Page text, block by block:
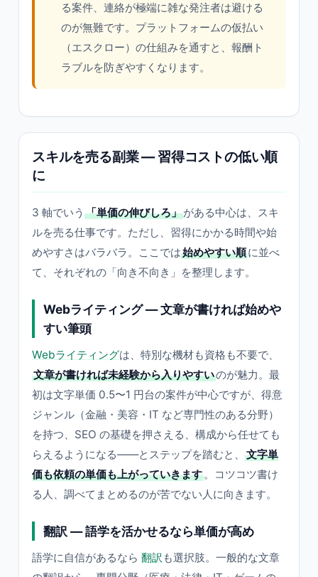
る案件、連絡が極端に雑な発注者は避ける
のが無難です。プラットフォームの仮払い
（エスクロー）の仕組みを通すと、報酬ト
ラブルを防ぎやすくなります。
スキルを売る副業 — 習得コストの低い順
に
3 軸でいう 「単価の伸びしろ」がある中心は、スキ
ルを売る仕事です。ただし、習得にかかる時間や始
めやすさはバラバラ。ここでは始めやすい順に並べ
て、それぞれの「向き不向き」を整理します。
Webライティング — 文章が書ければ始めや
すい筆頭
Webライティングは、特別な機材も資格も不要で、
文章が書ければ未経験から入りやすいのが魅力。最
初は文字単価 0.5〜1 円台の案件が中心ですが、得意
ジャンル（金融・美容・IT など専門性のある分野）
を持つ、SEO の基礎を押さえる、構成から任せても
らえるようになる——とステップを踏むと、
文字単
価も依頼の単価も上がっていきます。コツコツ書け
る人、調べてまとめるのが苦でない人に向きます。
翻訳 — 語学を活かせるなら単価が高め
語学に自信があるなら 翻訳 も選択肢。一般的な文章